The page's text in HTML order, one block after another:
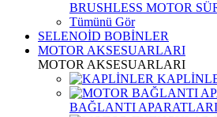
BRUSHLESS MOTOR
Tümünü Gör
SELENOİD BOBİNLER
MOTOR AKSESUARLARI
MOTOR AKSESUARLARI
BAĞLANTI APARATLARI